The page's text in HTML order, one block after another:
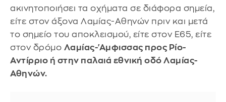
ακινητοποιήσει τα οχήματα σε διάφορα σημεία,
είτε στον άξονα Λαμίας-Αθηνών πριν και μετά
το σημείο του αποκλεισμού, είτε στον Ε65, είτε
στον δρόμο Λαμίας-'Αμφισσας προς Ρίο-
Αντίρριο ή στην παλαιά εθνική οδό Λαμίας-
Αθηνών.